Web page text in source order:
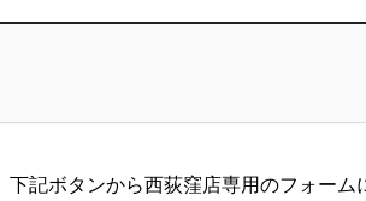
記ボタンから西荻窪店専用のフォーム